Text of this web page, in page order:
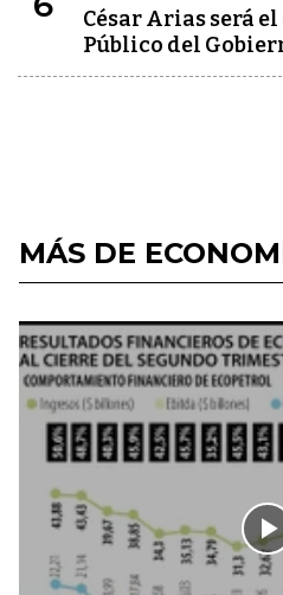
César Arias será
Público del
MÁS DE